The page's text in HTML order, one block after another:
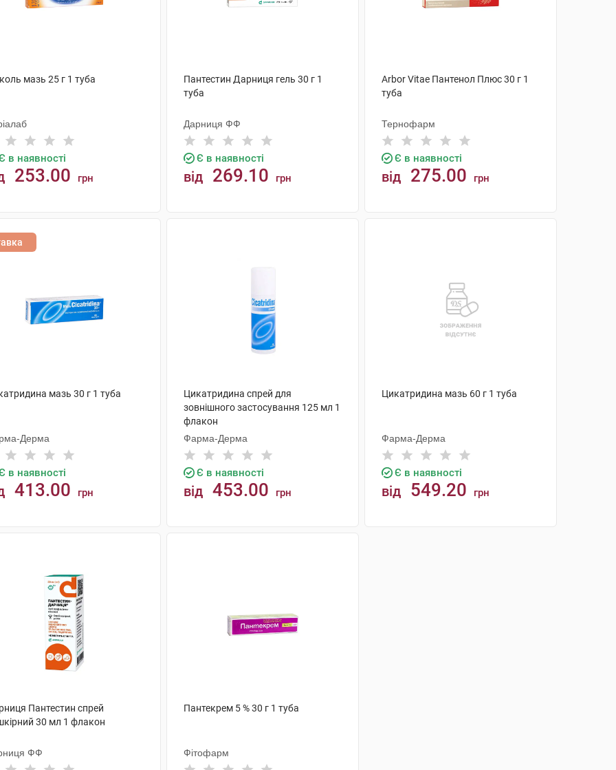
мазь 25 г 1 туба
в наявності
253.00 грн
Пантестин Дарниця гель 30 г 1
туба
Дарниця ФФ
Є в наявності
від 269.10 грн
Arbor Vitae Пантенол Плюс 30 г 1
туба
Тернофарм
Є в наявності
від 275.00 грн
мазь 30 г 1 туба
Дерма
в наявності
413.00 грн
Цикатридина спрей для
зовнішного застосування 125 мл 1
флакон
Фарма-Дерма
Є в наявності
від 453.00 грн
Цикатридина мазь 60 г 1 туба
Фарма-Дерма
Є в наявності
від 549.20 грн
Пантестин спрей
30 мл 1 флакон
ФФ
Пантекрем 5 % 30 г 1 туба
Фітофарм